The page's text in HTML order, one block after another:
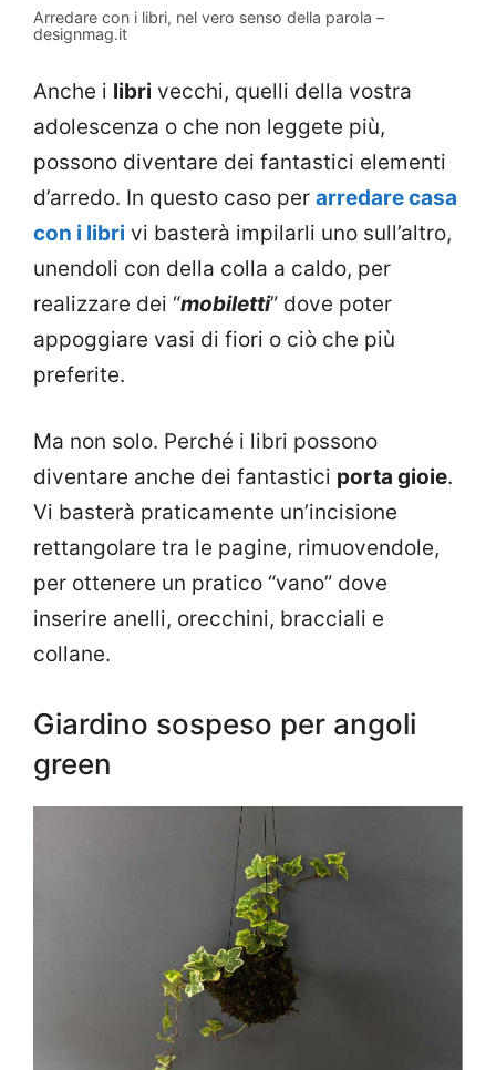
Arredare con i libri, nel vero senso della parola –
designmag.it
Anche i libri vecchi, quelli della vostra
adolescenza o che non leggete più,
possono diventare dei fantastici elementi
d’arredo. In questo caso per arredare casa
con i libri vi basterà impilarli uno sull’altro,
unendoli con della colla a caldo, per
realizzare dei “mobiletti” dove poter
appoggiare vasi di fiori o ciò che più
preferite.
Ma non solo. Perché i libri possono
diventare anche dei fantastici porta gioie.
Vi basterà praticamente un’incisione
rettangolare tra le pagine, rimuovendole,
per ottenere un pratico “vano” dove
inserire anelli, orecchini, bracciali e
collane.
Giardino sospeso per angoli
green